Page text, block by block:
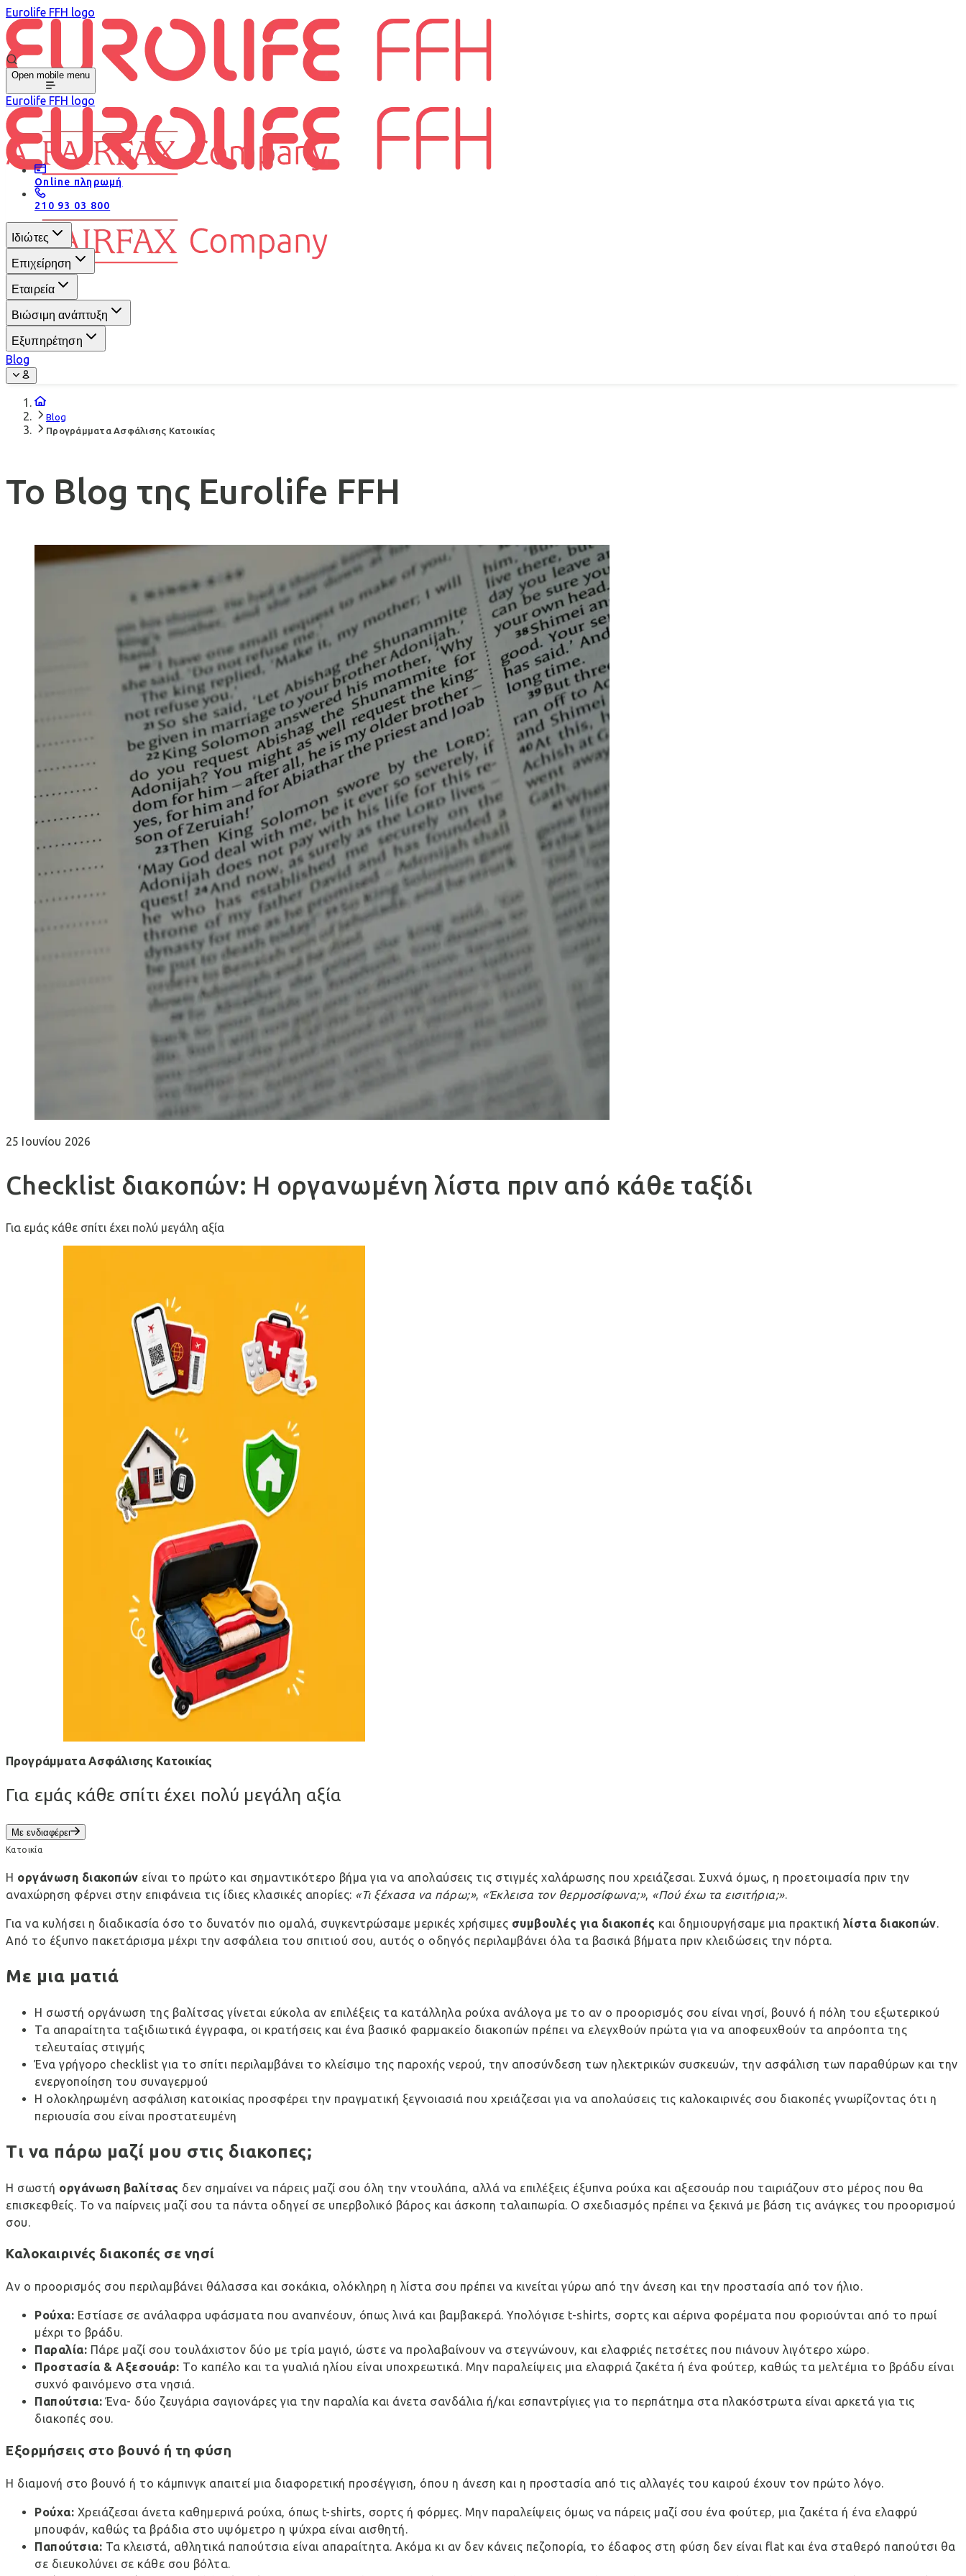
Eurolife FFH logo
Open mobile menu
Eurolife FFH logo
Online πληρωμή
210 93 03 800
Ιδιώτες
Επιχείρηση
Εταιρεία
Βιώσιμη ανάπτυξη
Εξυπηρέτηση
Blog
Blog
Προγράμματα Ασφάλισης Κατοικίας
Το Blog της Eurolife FFH
25 Ιουνίου 2026
Checklist διακοπών: Η οργανωμένη λίστα πριν από κάθε ταξίδι
Για εμάς κάθε σπίτι έχει πολύ μεγάλη αξία
Προγράμματα Ασφάλισης Κατοικίας
Για εμάς κάθε σπίτι έχει πολύ μεγάλη αξία
Με ενδιαφέρει
Κατοικία
Η οργάνωση διακοπών είναι το πρώτο και σημαντικότερο βήμα για να απολαύσεις τις στιγμές χαλάρωσης που χρειάζεσαι. Συχνά όμως, η προετοιμασία πριν την
αναχώρηση φέρνει στην επιφάνεια τις ίδιες κλασικές απορίες: «Τι ξέχασα να πάρω;», «Έκλεισα τον θερμοσίφωνα;», «Πού έχω τα εισιτήρια;».
Για να κυλήσει η διαδικασία όσο το δυνατόν πιο ομαλά, συγκεντρώσαμε μερικές χρήσιμες συμβουλές για διακοπές και δημιουργήσαμε μια πρακτική λίστα διακοπών.
Από το έξυπνο πακετάρισμα μέχρι την ασφάλεια του σπιτιού σου, αυτός ο οδηγός περιλαμβάνει όλα τα βασικά βήματα πριν κλειδώσεις την πόρτα.
Με μια ματιά
Η σωστή οργάνωση της βαλίτσας γίνεται εύκολα αν επιλέξεις τα κατάλληλα ρούχα ανάλογα με το αν ο προορισμός σου είναι νησί, βουνό ή πόλη του εξωτερικού
Τα απαραίτητα ταξιδιωτικά έγγραφα, οι κρατήσεις και ένα βασικό φαρμακείο διακοπών πρέπει να ελεγχθούν πρώτα για να αποφευχθούν τα απρόοπτα της
τελευταίας στιγμής
Ένα γρήγορο checklist για το σπίτι περιλαμβάνει το κλείσιμο της παροχής νερού, την αποσύνδεση των ηλεκτρικών συσκευών, την ασφάλιση των παραθύρων και την
ενεργοποίηση του συναγερμού
Η ολοκληρωμένη ασφάλιση κατοικίας προσφέρει την πραγματική ξεγνοιασιά που χρειάζεσαι για να απολαύσεις τις καλοκαιρινές σου διακοπές γνωρίζοντας ότι η
περιουσία σου είναι προστατευμένη
Τι να πάρω μαζί μου στις διακοπες;
Η σωστή οργάνωση βαλίτσας δεν σημαίνει να πάρεις μαζί σου όλη την ντουλάπα, αλλά να επιλέξεις έξυπνα ρούχα και αξεσουάρ που ταιριάζουν στο μέρος που θα
επισκεφθείς. Το να παίρνεις μαζί σου τα πάντα οδηγεί σε υπερβολικό βάρος και άσκοπη ταλαιπωρία. Ο σχεδιασμός πρέπει να ξεκινά με βάση τις ανάγκες του προορισμού
σου.
Καλοκαιρινές διακοπές σε νησί
Αν ο προορισμός σου περιλαμβάνει θάλασσα και σοκάκια, ολόκληρη η λίστα σου πρέπει να κινείται γύρω από την άνεση και την προστασία από τον ήλιο.
Ρούχα: Εστίασε σε ανάλαφρα υφάσματα που αναπνέουν, όπως λινά και βαμβακερά. Υπολόγισε t-shirts, σορτς και αέρινα φορέματα που φοριούνται από το πρωί
μέχρι το βράδυ.
Παραλία: Πάρε μαζί σου τουλάχιστον δύο με τρία μαγιό, ώστε να προλαβαίνουν να στεγνώνουν, και ελαφριές πετσέτες που πιάνουν λιγότερο χώρο.
Προστασία & Αξεσουάρ: Το καπέλο και τα γυαλιά ηλίου είναι υποχρεωτικά. Μην παραλείψεις μια ελαφριά ζακέτα ή ένα φούτερ, καθώς τα μελτέμια το βράδυ είναι
συχνό φαινόμενο στα νησιά.
Παπούτσια: Ένα- δύο ζευγάρια σαγιονάρες για την παραλία και άνετα σανδάλια ή/και εσπαντρίγιες για το περπάτημα στα πλακόστρωτα είναι αρκετά για τις
διακοπές σου.
Εξορμήσεις στο βουνό ή τη φύση
Η διαμονή στο βουνό ή το κάμπινγκ απαιτεί μια διαφορετική προσέγγιση, όπου η άνεση και η προστασία από τις αλλαγές του καιρού έχουν τον πρώτο λόγο.
Ρούχα: Χρειάζεσαι άνετα καθημερινά ρούχα, όπως t-shirts, σορτς ή φόρμες. Μην παραλείψεις όμως να πάρεις μαζί σου ένα φούτερ, μια ζακέτα ή ένα ελαφρύ
μπουφάν, καθώς τα βράδια στο υψόμετρο η ψύχρα είναι αισθητή.
Παπούτσια: Τα κλειστά, αθλητικά παπούτσια είναι απαραίτητα. Ακόμα κι αν δεν κάνεις πεζοπορία, το έδαφος στη φύση δεν είναι flat και ένα σταθερό παπούτσι θα
σε διευκολύνει σε κάθε σου βόλτα.